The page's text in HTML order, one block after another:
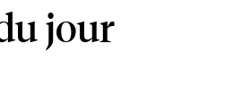
jour